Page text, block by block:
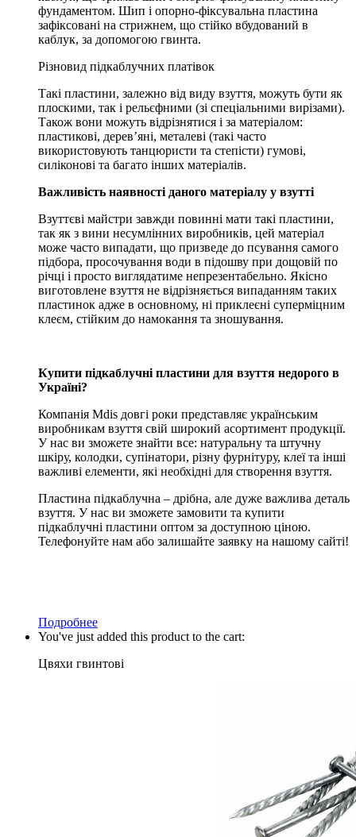
фундаментом. Шип і опорно-фіксувальна пластина
зафіксовані на стрижнем, що стійко вбудований в
каблук, за допомогою гвинта.
Різновид підкаблучних платівок
Такі пластини, залежно від виду взуття, можуть бути як
плоскими, так і рельєфними (зі спеціальними вирізами).
Також вони можуть відрізнятися і за матеріалом:
пластикові, дерев’яні, металеві (такі часто
використовують танцюристи та степісти) гумові,
силіконові та багато інших матеріалів.
Важливість наявності даного матеріалу у взутті
Взуттєві майстри завжди повинні мати такі пластини,
так як з вини несумлінних виробників, цей матеріал
може часто випадати, що призведе до псування самого
підбора, просочування води в підошву при дощовій по
річці і просто виглядатиме непрезентабельно. Якісно
виготовлене взуття не відрізняється випаданням таких
пластинок адже в основному, ні приклеєні суперміцним
клеєм, стійким до намокання та зношування.
Купити підкаблучні пластини для взуття недорого в
Україні?
Компанія Mdis довгі роки представляє українським
виробникам взуття свій широкий асортимент продукції.
У нас ви зможете знайти все: натуральну та штучну
шкіру, колодки, супінатори, різну фурнітуру, клеї та інші
важливі елементи, які необхідні для створення взуття.
Пластина підкаблучна – дрібна, але дуже важлива деталь
взуття. У нас ви зможете замовити та купити
підкаблучні пластини оптом за доступною ціною.
Телефонуйте нам або залишайте заявку на нашому сайті!
Подробнее
You've just added this product to the cart:
Цвяхи гвинтові